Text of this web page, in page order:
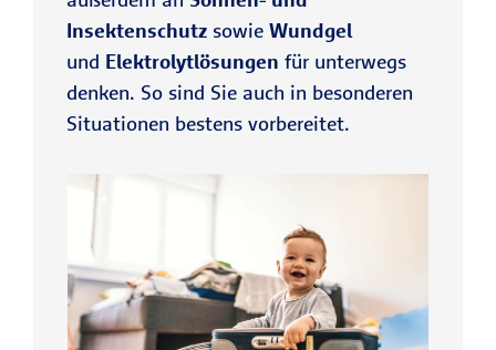
Insektenschutz sowie Wundgel
und Elektrolytlösungen für unterwegs
denken. So sind Sie auch in besonderen
Situationen bestens vorbereitet.